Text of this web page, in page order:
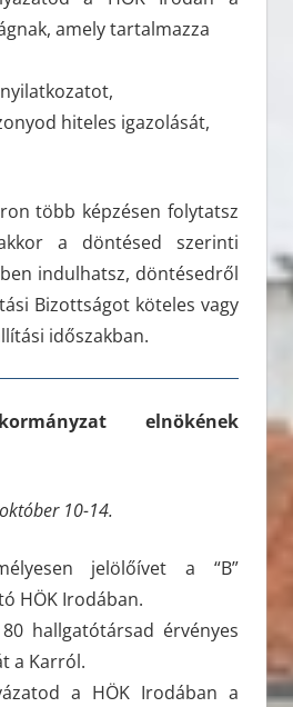
amely tartalmazza
hiteles igazolását,
több képzésen folytatsz
a döntésed szerinti
indulhatsz, döntésedről
Bizottságot köteles vagy
időszakban.
elnökének
október 10-14.
jelölőívet a “B”
HÖK Irodában.
hallgatótársad érvényes
a Karról.
a HÖK Irodában a